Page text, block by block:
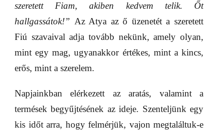
szeretett Fiam, akiben kedvem telik. Őt
hallgassátok!” Az Atya az ő üzenetét a szeretett
Fiú szavaival adja tovább nekünk, amely olyan,
mint egy mag, ugyanakkor értékes, mint a kincs,
erős, mint a szerelem.
Napjainkban elérkezett az aratás, valamint a
termések begyűjtésének az ideje. Szenteljünk egy
kis időt arra, hogy felmérjük, vajon megtaláltuk-e